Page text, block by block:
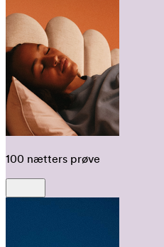
100 nætters prøve